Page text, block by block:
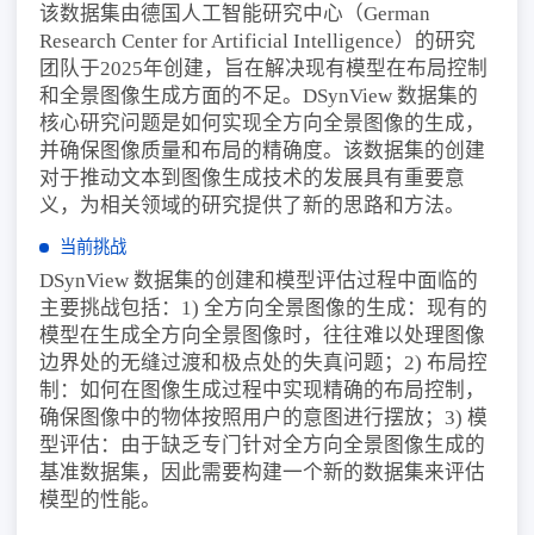
该数据集由德国人工智能研究中心（German
Research Center for Artificial Intelligence）的研究
团队于2025年创建，旨在解决现有模型在布局控制
和全景图像生成方面的不足。DSynView 数据集的
核心研究问题是如何实现全方向全景图像的生成，
并确保图像质量和布局的精确度。该数据集的创建
对于推动文本到图像生成技术的发展具有重要意
义，为相关领域的研究提供了新的思路和方法。
当前挑战
DSynView 数据集的创建和模型评估过程中面临的
主要挑战包括：1) 全方向全景图像的生成：现有的
模型在生成全方向全景图像时，往往难以处理图像
边界处的无缝过渡和极点处的失真问题；2) 布局控
制：如何在图像生成过程中实现精确的布局控制，
确保图像中的物体按照用户的意图进行摆放；3) 模
型评估：由于缺乏专门针对全方向全景图像生成的
基准数据集，因此需要构建一个新的数据集来评估
模型的性能。